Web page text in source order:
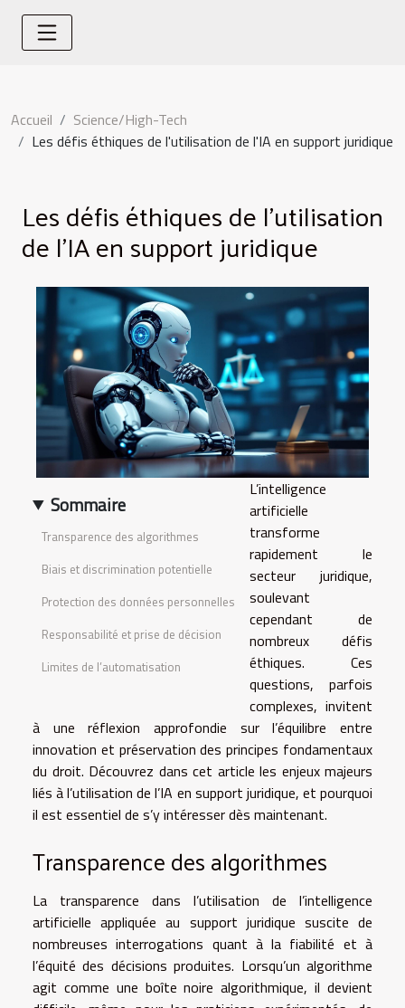
Accueil
Science/High-Tech
Les défis éthiques de l'utilisation de l'IA en support juridique
Les défis éthiques de l'utilisation
de l'IA en support juridique
Sommaire
Transparence des algorithmes
Biais et discrimination potentielle
Protection des données personnelles
Responsabilité et prise de décision
Limites de l’automatisation
L’intelligence
artificielle
transforme
rapidement le
secteur juridique,
soulevant
cependant de
nombreux défis
éthiques. Ces
questions, parfois
complexes, invitent
à une réflexion approfondie sur l’équilibre entre
innovation et préservation des principes fondamentaux
du droit. Découvrez dans cet article les enjeux majeurs
liés à l’utilisation de l’IA en support juridique, et pourquoi
il est essentiel de s’y intéresser dès maintenant.
Transparence des algorithmes
La transparence dans l’utilisation de l’intelligence
artificielle appliquée au support juridique suscite de
nombreuses interrogations quant à la fiabilité et à
l’équité des décisions produites. Lorsqu’un algorithme
agit comme une boîte noire algorithmique, il devient